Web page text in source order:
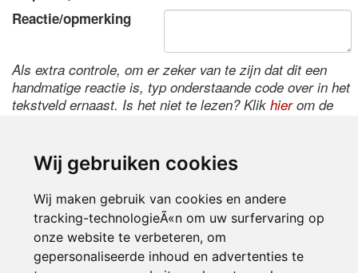
Wij gebruiken cookies
Wij maken gebruik van cookies en andere
tracking-technologieÃ«n om uw surfervaring op
onze website te verbeteren, om
gepersonaliseerde inhoud en advertenties te
Reactie/opmerking
Als extra controle, om er zeker van te zijn dat dit een
handmatige reactie is, typ onderstaande code over in het
tekstveld ernaast. Is het niet te lezen? Klik hierom de